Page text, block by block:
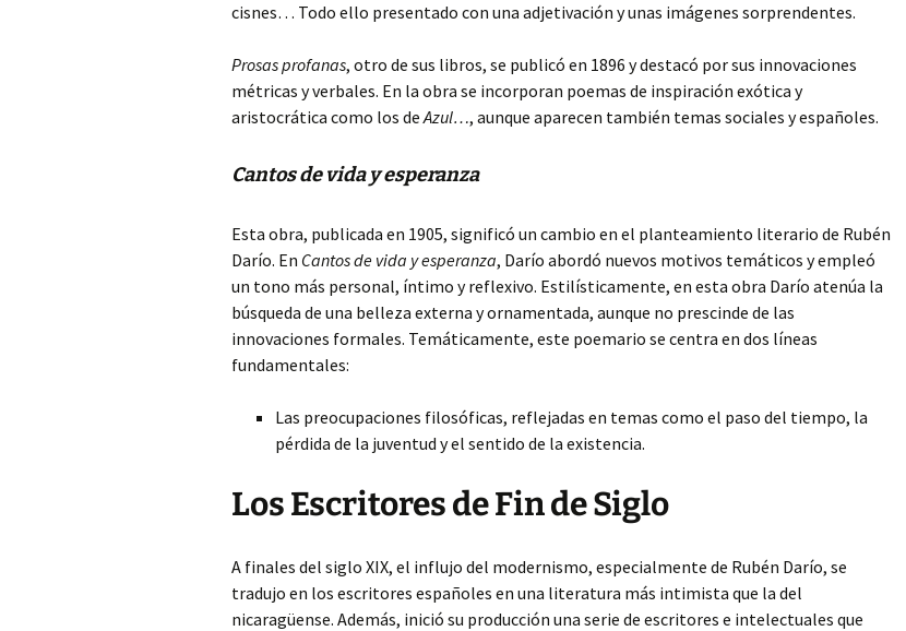
cisnes… Todo ello presentado con una adjetivación y unas imágenes sorprendentes.
Prosas profanas, otro de sus libros, se publicó en 1896 y destacó por sus innovaciones
métricas y verbales. En la obra se incorporan poemas de inspiración exótica y
aristocrática como los deAzul…, aunque aparecen también temas sociales y españoles.
Cantos de vida y esperanza
Esta obra, publicada en 1905, significó un cambio en el planteamiento literario de Rubén
Darío. En Cantos de vida y esperanza, Darío abordó nuevos motivos temáticos y empleó
un tono más personal, íntimo y reflexivo. Estilísticamente, en esta obra Darío atenúa la
búsqueda de una belleza externa y ornamentada, aunque no prescinde de las
innovaciones formales. Temáticamente, este poemario se centra en dos líneas
fundamentales:
Las preocupaciones filosóficas, reflejadas en temas como el paso del tiempo, la
pérdida de la juventud y el sentido de la existencia.
Los Escritores de Fin de Siglo
A finales del siglo XIX, el influjo del modernismo, especialmente de Rubén Darío, se
tradujo en los escritores españoles en una literatura más intimista que la del
nicaragüense. Además, inició su producción una serie de escritores e intelectuales que